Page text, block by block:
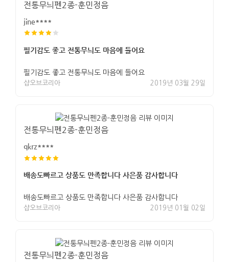
전통무늬펜2종-훈민정음
jine****
필기감도 좋고 전통무늬도 마음에 들어요
필기감도 좋고 전통무늬도 마음에 들어요
샵오브코리아 2019년 03월 29일
전통무늬펜2종-훈민정음
qkrz****
배송도빠르고 상품도 만족합니다 사은품 감사합니다
배송도빠르고 상품도 만족합니다 사은품 감사합니다
샵오브코리아 2019년 01월 02일
전통무늬펜2종-훈민정음